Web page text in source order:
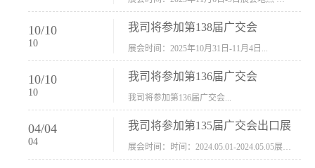
10/10
10
我司将参加第138届广交会
展会时间：2025年10月31日-11月4日...
10/10
10
我司将参加第136届广交会
我司将参加第136届广交会...
04/04
04
我司将参加第135届广交会出口展
展会时间：时间：2024.05.01-2024.05.05展会地址：中国进出口商品交易会展馆福建康莱宝公司展位号12.1G37-38、H11-12，浙江康莱宝展位号17.1B23-24、C19-20...